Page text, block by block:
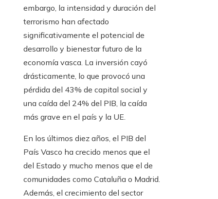
embargo, la intensidad y duración del
terrorismo han afectado
significativamente el potencial de
desarrollo y bienestar futuro de la
economía vasca. La inversión cayó
drásticamente, lo que provocó una
pérdida del 43% de capital social y
una caída del 24% del PIB, la caída
más grave en el país y la UE.
En los últimos diez años, el PIB del
País Vasco ha crecido menos que el
del Estado y mucho menos que el de
comunidades como Cataluña o Madrid.
Además, el crecimiento del sector